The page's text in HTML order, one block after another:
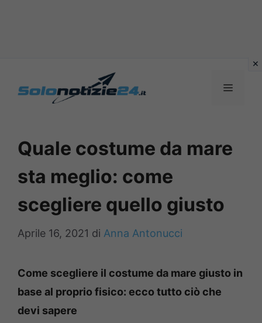
MENU
Quale costume da mare
sta meglio: come
scegliere quello giusto
Aprile 16, 2021 di Anna Antonucci
Come scegliere il costume da mare giusto in
base al proprio fisico: ecco tutto ciò che
devi sapere